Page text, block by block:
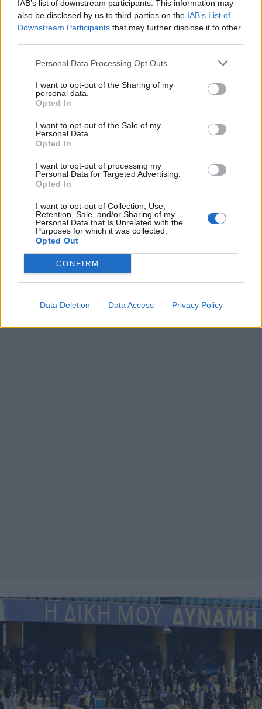
IAB’s list of downstream participants. This information may
also be disclosed by us to third parties on the IAB’s List of
Downstream Participants that may further disclose it to other
Personal Data Processing Opt Outs
I want to opt-out of the Sharing of my
personal data.
Opted In
I want to opt-out of the Sale of my
Personal Data.
Opted In
I want to opt-out of processing my
Personal Data for Targeted Advertising.
Opted In
I want to opt-out of Collection, Use,
Retention, Sale, and/or Sharing of my
Personal Data that Is Unrelated with the
Purposes for which it was collected.
Opted Out
CONFIRM
Data Deletion Data Access Privacy Policy
Photo 7/11
Αβραάμ Παπαδόπουλο - Τι συνέβη στο Αγρίνιο (photos)